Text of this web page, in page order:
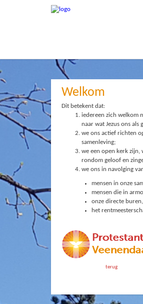
Welkom
Dit betekent dat:
iedereen zich welkom
naar wat Jezus ons
we ons actief richten
samenleving;
we een open kerk zijn,
rondom geloof en
we ons in navolging
mensen in onze
mensen die in
onze directe
het
terug